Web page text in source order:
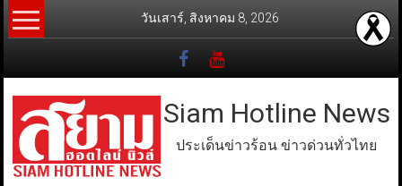
Skip
to
วันเสาร์, สิงหาคม 8, 2026
Siam Hotline News
ประเด็นข่าวร้อน ข่าวด่วนทั่วไทย